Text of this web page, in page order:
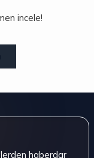
incele!
haberdar